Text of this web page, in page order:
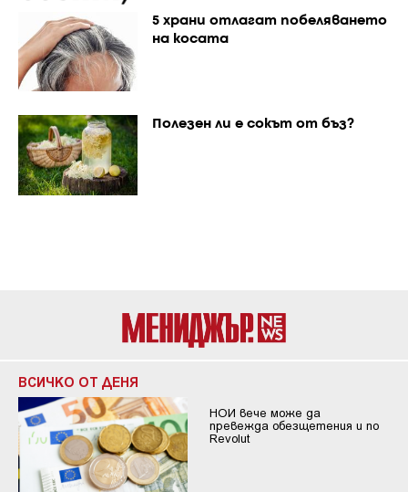
5 храни отлагат побеляването
на косата
Полезен ли е сокът от бъз?
ВСИЧКО ОТ ДЕНЯ
НОИ вече може да
превежда обезщетения и по
Revolut